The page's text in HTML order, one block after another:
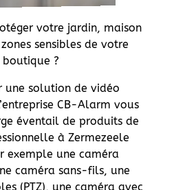
votre jardin, maison
sensibles de votre
boutique ?
une solution de vidéo
CB-Alarm vous
éventail de produits de
à Zermezeele
exemple une caméra
caméra sans-fils, une
(PTZ), une caméra avec